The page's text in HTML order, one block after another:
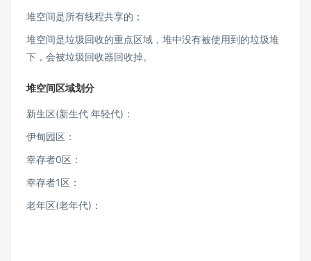
堆空间是所有线程共享的；
堆空间是垃圾回收的重点区域，堆中没有被使用到的垃圾堆
下，会被垃圾回收器回收掉。
堆空间区域划分
新生区(新生代 年轻代)：
伊甸园区：
幸存者0区：
幸存者1区：
老年区(老年代)：